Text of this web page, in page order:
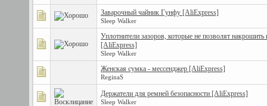
Заварочный чайник Гунфу [AliExpress]
Sleep Walker
Уплотнители зазоров, которые не позволят накрошить
[AliExpress]
Sleep Walker
Женская сумка - мессенджер [AliExpress]
ReginaS
Держатели для ремней безопасности [AliExpress]
Sleep Walker